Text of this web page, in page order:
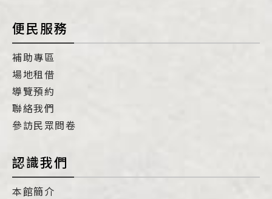
便民服務
補助專區
場地租借
導覽預約
聯絡我們
參訪民眾問卷
認識我們
本館簡介